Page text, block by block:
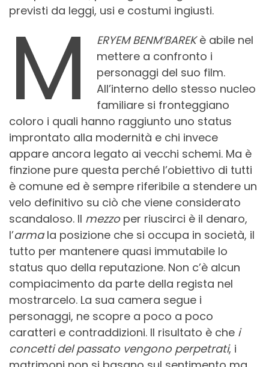
previsti da leggi, usi e costumi ingiusti.
M ERYEM BENM’BAREKè abile nel
mettere a confronto i
personaggi del suo film.
All’interno dello stesso nucleo
familiare si fronteggiano
coloro i quali hanno raggiunto uno status
improntato alla modernità e chi invece
appare ancora legato ai vecchi schemi. Ma è
finzione pure questa perché l’obiettivo di tutti
è comune ed è sempre riferibile a stendere un
velo definitivo su ciò che viene considerato
scandaloso. Il mezzoper riuscirci è il denaro,
l’armala posizione che si occupa in società, il
tutto per mantenere quasi immutabile lo
status quo della reputazione. Non c’è alcun
compiacimento da parte della regista nel
mostrarcelo. La sua camera segue i
personaggi, ne scopre a poco a poco
caratteri e contraddizioni. Il risultato è che i
concetti del passato vengono perpetrati, i